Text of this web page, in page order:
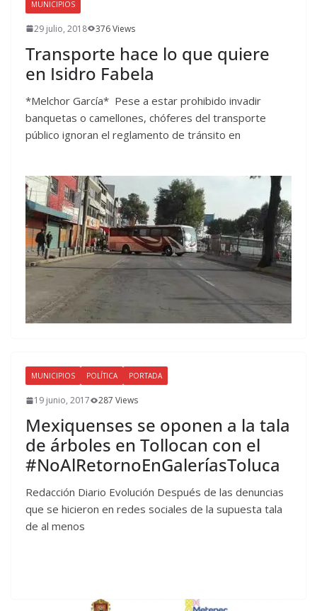
MUNICIPIOS
29 julio, 2018 376 Views
Transporte hace lo que quiere
en Isidro Fabela
*Melchor García* Pese a estar prohibido invadir
banquetas o camellones, chóferes del transporte
público ignoran el reglamento de tránsito en
MUNICIPIOS POLÍTICA PORTADA
19 junio, 2017 287 Views
Mexiquenses se oponen a la tala
de árboles en Tollocan con el
#NoAlRetornoEnGaleríasToluca
Redacción Diario Evolución Después de las denuncias
que se hicieron en redes sociales de la supuesta tala
de al menos